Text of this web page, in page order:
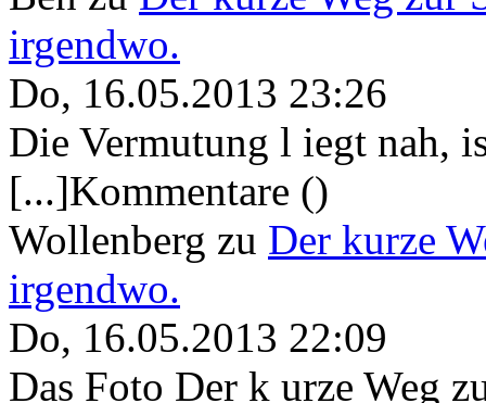
irgendwo.
Do, 16.05.2013 23:26
Die Vermutung l iegt nah,
[...]Kommentare ()
Wollenberg zu Der kurze
irgendwo.
Do, 16.05.2013 22:09
Das Foto Der k urze Weg